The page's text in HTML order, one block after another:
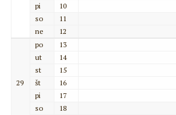
pi
10
so
11
ne
12
29
po
13
ut
14
st
15
št
16
pi
17
so
18